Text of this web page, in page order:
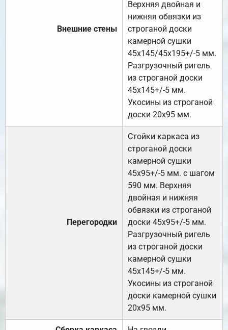
Внешние стены
Верхняя двойная и
нижняя обвязки из
строганой доски
камерной сушки
45х145/45х195+/-5 мм.
Разгрузочный ригель
из строганой доски
45х145+/-5 мм.
Укосины из строганой
доски 20х95 мм.
Перегородки
Стойки каркаса из
строганой доски
камерной сушки
45х95+/-5 мм. с шагом
590 мм. Верхняя
двойная и нижняя
обвязки из строганой
доски 45х95+/-5 мм.
Разгрузочный ригель
из строганой доски
камерной сушки
45х145+/-5 мм.
Укосины из строганой
доски камерной сушки
20х95 мм.